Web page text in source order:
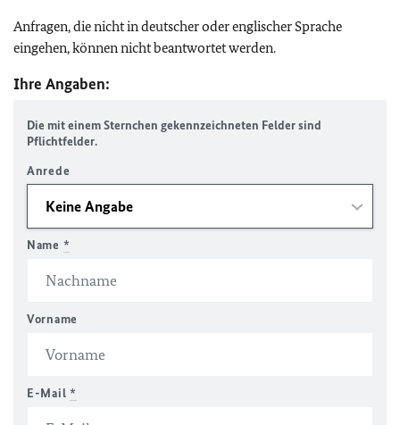
Anfragen, die nicht in deutscher oder englischer Sprache
eingehen, können nicht beantwortet werden.
Ihre Angaben:
Die mit einem Sternchen gekennzeichneten Felder sind
Pflichtfelder.
Anrede
Name *
Vorname
E-Mail *